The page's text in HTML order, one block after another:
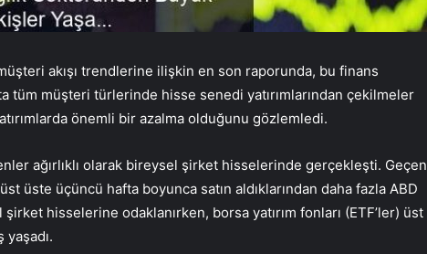
akışı trendlerine ilişkin en son raporunda, bu finans
tüm müşteri türlerinde hisse senedi yatırımlarından çekilmeler
önemli bir azalma olduğunu gözlemledi.
ağırlıklı olarak bireysel şirket hisselerinde gerçekleşti. Geçen
üste üçüncü hafta boyunca satın aldıklarından daha fazla ABD
hisselerine odaklanırken, borsa yatırım fonları (ETF’ler) üst
yaşadı.